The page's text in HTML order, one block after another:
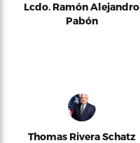
Lcdo. Ramón Alejandro
Pabón
Thomas Rivera Schatz